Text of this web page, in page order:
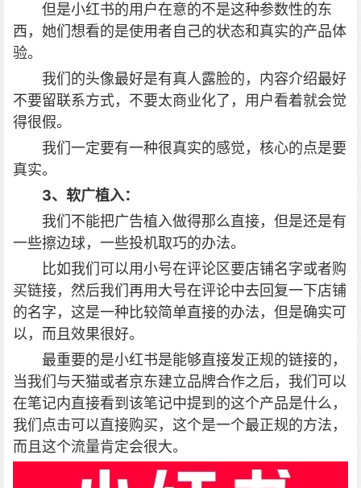
但是小红书的用户在意的不是这种参数性的东
西，她们想看的是使用者自己的状态和真实的产品体
验。
我们的头像最好是有真人露脸的，内容介绍最好
不要留联系方式，不要太商业化了，用户看着就会觉
得很假。
我们一定要有一种很真实的感觉，核心的点是要
真实。
3、软广植入：
我们不能把广告植入做得那么直接，但是还是有
一些擦边球，一些投机取巧的办法。
比如我们可以用小号在评论区要店铺名字或者购
买链接，然后我们再用大号在评论中去回复一下店铺
的名字，这是一种比较简单直接的办法，但是确实可
以，而且效果很好。
最重要的是小红书是能够直接发正规的链接的，
当我们与天猫或者京东建立品牌合作之后，我们可以
在笔记内直接看到该笔记中提到的这个产品是什么，
我们点击可以直接购买，这个是一个最正规的方法，
而且这个流量肯定会很大。